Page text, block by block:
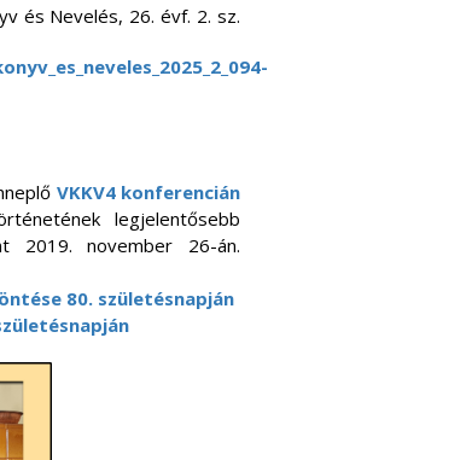
és Nevelés, 26. évf. 2. sz.
VKKV4 konferencián
legjelentősebb
2019. november 26-án.
80. születésnapján